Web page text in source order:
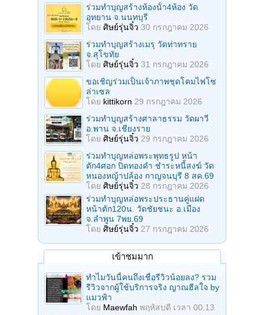
ร่วมทําบุญสร้างห้องนั้า4ห้อง วัด
อุทยาน จ.นนทบุรี
โดย ศิษย์รุ่นจิ๋ว 30 กรกฎาคม 2026
ร่วมทําบุญสร้างเมรุ วัดท่าทราย
จ.สุโขทัย
โดย ศิษย์รุ่นจิ๋ว 31 กรกฎาคม 2026
ขอเชิญร่วมเป็นเจ้าภาพชุดโคมไฟโซ
ล่าเซล
โดย kittikorn 29 กรกฎาคม 2026
ร่วมทําบุญสร้างศาลาธรรม วัดผาวี
อ.พาน จ.เชียงราย
โดย ศิษย์รุ่นจิ๋ว 29 กรกฎาคม 2026
ร่วมทําบุญหล่อพระพุทธรูป หน้า
ตัก4ศอก ปิดทองคํา ชําระหนี้สงฆ์ วัด
หนองหญ้าปล้อง กาญจนบุรี 8 สค.69
โดย ศิษย์รุ่นจิ๋ว 28 กรกฎาคม 2026
ร่วมทําบุญหล่อพระประธานคู่แฝด
หน้าตัก120น. วัดชัยชนะ อ.เมือง
จ.ลำพูน 7พย.69
โดย ศิษย์รุ่นจิ๋ว 27 กรกฎาคม 2026
เข้าชมมาก
ทำไมวันนี้คนถึงเชื่อรีวิวน้อยลง? รวม
รีวิวจากผู้ใช้บริการจริง ญาณฮีลใจ by
แมวฟ้า
โดย Maewfah พฤหัสบดี เวลา 00:13